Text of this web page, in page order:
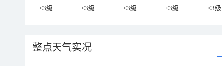
<3级
<3级 <3级 <3级 <3级
整点天气实况